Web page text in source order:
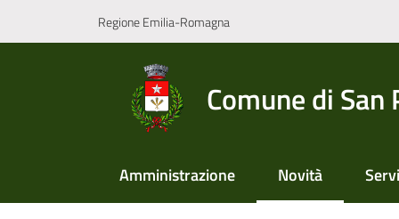
Regione Emilia-Romagna
Comune di San
Amministrazione Novità
Menu selezionato